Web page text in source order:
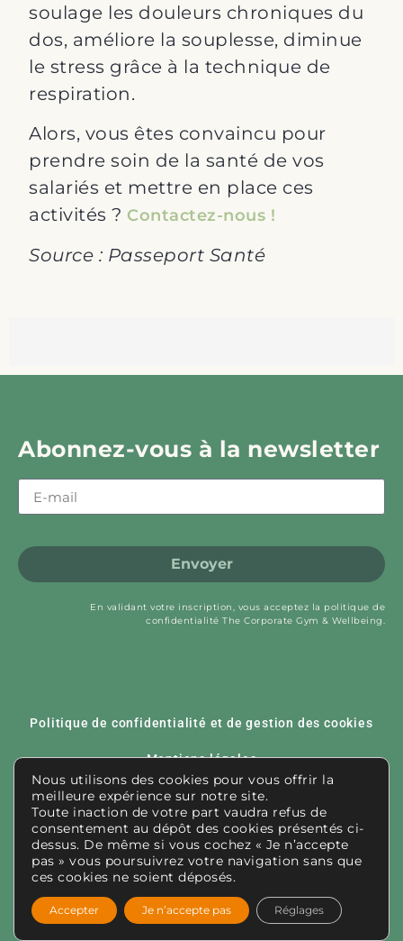
soulage les douleurs chroniques du
dos, améliore la souplesse, diminue
le stress grâce à la technique de
respiration.
Alors, vous êtes convaincu pour
prendre soin de la santé de vos
salariés et mettre en place ces
activités ? Contactez-nous !
Source : Passeport Santé
Abonnez-vous à la newsletter
Envoyer
En validant votre inscription, vous acceptez la politique de
confidentialité The Corporate Gym & Wellbeing.
Politique de confidentialité et de gestion des cookies
Mentions légales
Paramétrer les cookies
Nous contacter
CGU/CGV
Nous utilisons des cookies pour vous offrir la
meilleure expérience sur notre site.
Toute inaction de votre part vaudra refus de
consentement au dépôt des cookies présentés ci-
dessus. De même si vous cochez « Je n’accepte
pas » vous poursuivrez votre navigation sans que
ces cookies ne soient déposés.
Accepter Je n’accepte pas Réglages